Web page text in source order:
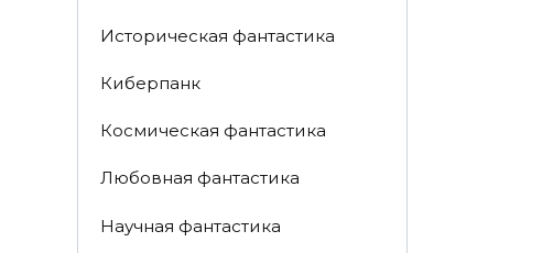
Историческая фантастика
Киберпанк
Космическая фантастика
Любовная фантастика
Научная фантастика